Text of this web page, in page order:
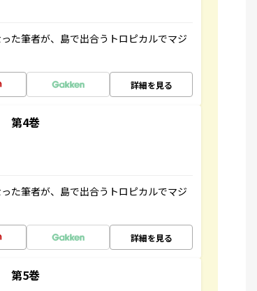
た筆者が、島で出合うトロピカルでマジ
詳細を見る
第4巻
た筆者が、島で出合うトロピカルでマジ
詳細を見る
第5巻